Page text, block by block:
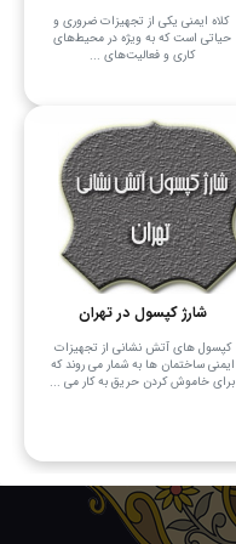
کلاه ایمنی یکی از تجهیزات ضروری و
حیاتی است که به ویژه در محیط‌های
کاری و فعالیت‌های ...
شارژ کپسول در تهران
کپسول های آتش نشانی از تجهیزات
ایمنی ساختمان ها به شمار می روند که
برای خاموش کردن حریق به کار می ...